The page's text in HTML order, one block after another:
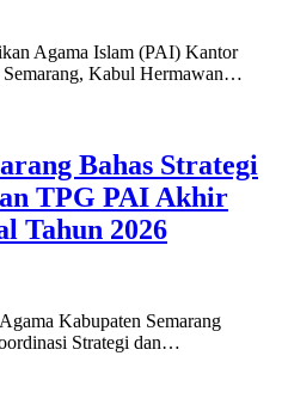
Agama Islam (PAI) Kantor
Kabul Hermawan…
Bahas Strategi
TPG PAI Akhir
Tahun 2026
Kabupaten Semarang
Strategi dan…